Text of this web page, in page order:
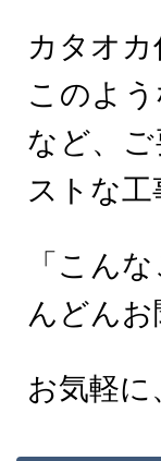
カタオカ
このよ
など、
ストな工
「こん
んどんお
お気軽に